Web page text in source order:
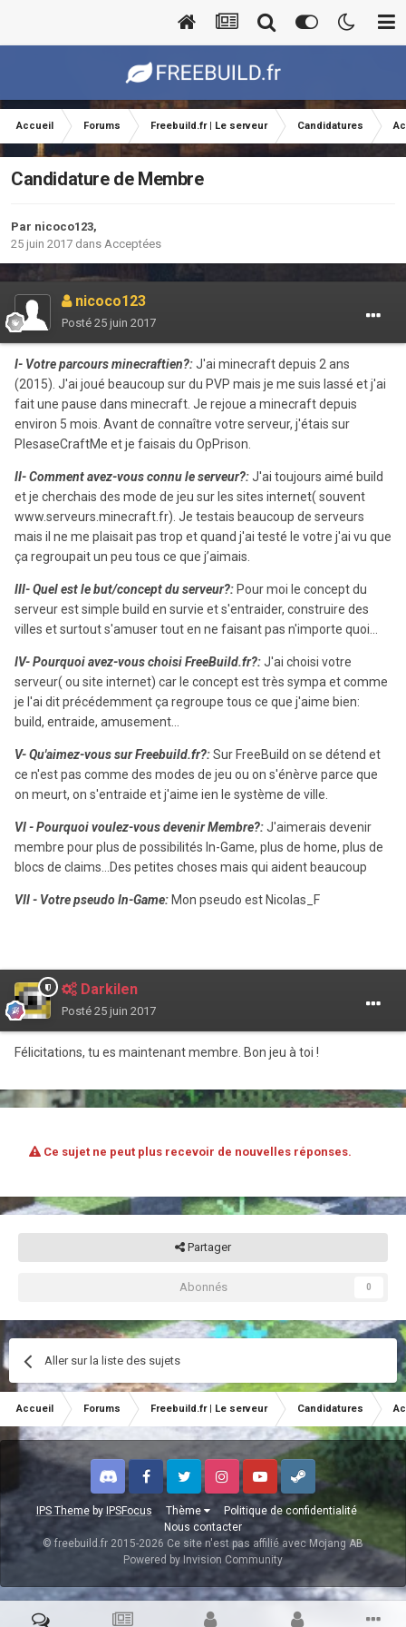
Accueil Forums Freebuild.fr | Le serveur Candidatures
Candidature de Membre
Par nicoco123,
25 juin 2017 dans Acceptées
nicoco123
Posté 25 juin 2017
I- Votre parcours minecraftien?:J'ai minecraft depuis 2 ans
(2015). J'ai joué beaucoup sur du PVP mais je me suis lassé et j'ai
fait une pause dans minecraft. Je rejoue a minecraft depuis
environ 5 mois. Avant de connaître votre serveur, j'étais sur
PlesaseCraftMe et je faisais du OpPrison.
II- Comment avez-vous connu le serveur?:J'ai toujours aimé build
et je cherchais des mode de jeu sur les sites internet( souvent
www.serveurs.minecraft.fr). Je testais beaucoup de serveurs
mais il ne me plaisait pas trop et quand j'ai testé le votre j'ai vu que
ça regroupait un peu tous ce que j’aimais.
III- Quel est le but/concept du serveur?: Pour moi le concept du
serveur est simple build en survie et s'entraider, construire des
villes et surtout s'amuser tout en ne faisant pas n'importe quoi...
IV- Pourquoi avez-vous choisi FreeBuild.fr?:J'ai choisi votre
serveur( ou site internet) car le concept est très sympa et comme
je l'ai dit précédemment ça regroupe tous ce que j'aime bien:
build, entraide, amusement...
V- Qu'aimez-vous sur Freebuild.fr?:Sur FreeBuild on se détend et
ce n'est pas comme des modes de jeu ou on s'énèrve parce que
on meurt, on s'entraide et j'aime ien le système de ville.
VI - Pourquoi voulez-vous devenir Membre?:J'aimerais devenir
membre pour plus de possibilités In-Game, plus de home, plus de
blocs de claims...Des petites choses mais qui aident beaucoup
VII - Votre pseudo In-Game: Mon pseudo est Nicolas_F
Darkilen
Posté 25 juin 2017
Félicitations, tu es maintenant membre. Bon jeu à toi !
Ce sujet ne peut plus recevoir de nouvelles réponses.
Partager
Abonnés 0
Aller sur la liste des sujets
Accueil Forums Freebuild.fr | Le serveur Candidatures
IPS Themeby IPSFocus Thème
Politique de confidentialité
Nous contacter
Discord FacebookTwitter InstagramYoutubeSteam
© freebuild.fr 2015-2026 Ce site n'est pas affilié avec Mojang AB
Powered by Invision Community